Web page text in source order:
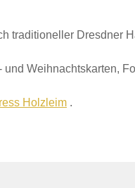
traditioneller Dresdner
Weihnachtskarten,
Holzleim .